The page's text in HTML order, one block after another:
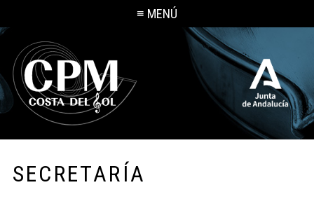
≡ MENÚ
SECRETARÍA